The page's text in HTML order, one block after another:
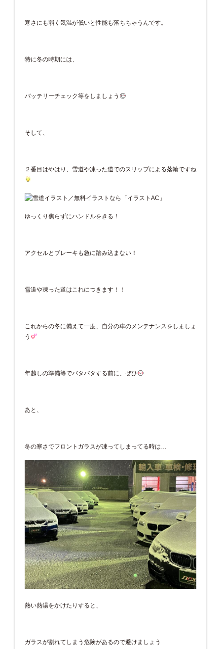
寒さにも弱く気温が低いと性能も落ちちゃうんです。
特に冬の時期には、
バッテリーチェック等をしましょう
そして、
２番目はやはり、雪道や凍った道でのスリップによる落輪ですね
ゆっくり焦らずにハンドルをきる！
アクセルとブレーキも急に踏み込まない！
雪道や凍った道はこれにつきます！！
これからの冬に備えて一度、自分の車のメンテナンスをしましょ
う
年越しの準備等でバタバタする前に、ぜひ
あと、
冬の寒さでフロントガラスが凍ってしまってる時は…
熱い熱湯をかけたりすると、
ガラスが割れてしまう危険があるので避けましょう